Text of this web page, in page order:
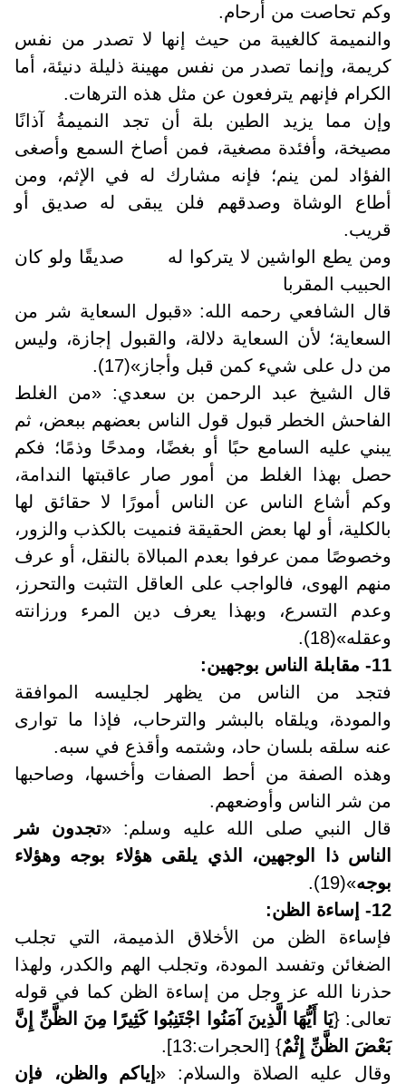
وكم تحاصت من أرحام.
والنميمة كالغيبة من حيث إنها لا تصدر من نفس
كريمة، وإنما تصدر من نفس مهينة ذليلة دنيئة، أما
الكرام فإنهم يترفعون عن مثل هذه الترهات.
وإن مما يزيد الطين بلة أن تجد النميمةُ آذانًا
مصيخة، وأفئدة مصغية، فمن أصاخ السمع وأصغى
الفؤاد لمن ينم؛ فإنه مشارك له في الإثم، ومن
أطاع الوشاة وصدقهم فلن يبقى له صديق أو
قريب.
ومن يطع الواشين لا يتركوا له صديقًا ولو كان
الحبيب المقربا
قال الشافعي رحمه الله: «قبول السعاية شر من
السعاية؛ لأن السعاية دلالة، والقبول إجازة، وليس
من دل على شيء كمن قبل وأجاز»(17)
.
قال الشيخ عبد الرحمن بن سعدي: «من الغلط
الفاحش الخطر قبول قول الناس بعضهم ببعض، ثم
يبني عليه السامع حبًا أو بغضًا، ومدحًا وذمًا؛ فكم
حصل بهذا الغلط من أمور صار عاقبتها الندامة،
وكم أشاع الناس عن الناس أمورًا لا حقائق لها
بالكلية، أو لها بعض الحقيقة فنميت بالكذب والزور،
وخصوصًا ممن عرفوا بعدم المبالاة بالنقل، أو عرف
منهم الهوى، فالواجب على العاقل التثبت والتحرز،
وعدم التسرع، وبهذا يعرف دين المرء ورزانته
وعقله»(18)
.
11- مقابلة الناس بوجهين
:
فتجد من الناس من يظهر لجليسه الموافقة
والمودة، ويلقاه بالبشر والترحاب، فإذا ما توارى
عنه سلقه بلسان حاد، وشتمه وأقذع في سبه.
وهذه الصفة من أحط الصفات وأخسها، وصاحبها
من شر الناس وأوضعهم.
قال النبي صلى الله عليه وسلم: «تجدون شر
الناس ذا الوجهين، الذي يلقى هؤلاء بوجه وهؤلاء
بوجه»(19).
12- إساءة الظن
:
فإساءة الظن من الأخلاق الذميمة، التي تجلب
الضغائن وتفسد المودة، وتجلب الهم والكدر، ولهذا
حذرنا الله عز وجل من إساءة الظن كما في قوله
تعالى: {يَا أَيُّهَا الَّذِينَ آمَنُوا اجْتَنِبُوا كَثِيرًا مِنَ الظَّنِّ إِنَّ
بَعْضَ الظَّنِّ إِثْمٌ} [الحجرات:13]
.
وقال عليه الصلاة والسلام: « إياكم والظن، فإن